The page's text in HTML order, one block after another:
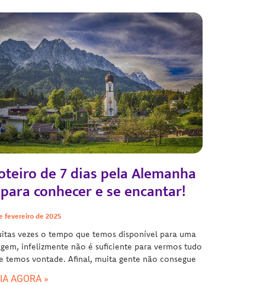
de 7 dias pela Alemanha
conhecer e se encantar!
fevereiro de 2025
vezes o tempo que temos disponível para uma
infelizmente não é suficiente para vermos tudo
temos vontade. Afinal, muita gente não consegue
AGORA »